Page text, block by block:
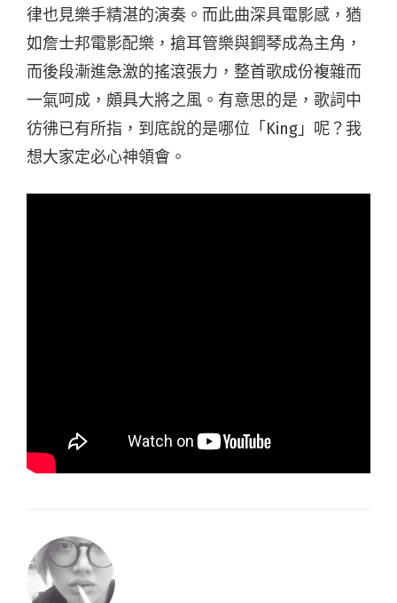
律也見樂手精湛的演奏。而此曲深具電影感，猶
如詹士邦電影配樂，搶耳管樂與鋼琴成為主角，
而後段漸進急激的搖滾張力，整首歌成份複雜而
一氣呵成，頗具大將之風。有意思的是，歌詞中
彷彿已有所指，到底說的是哪位「King」呢？我
想大家定必心神領會。